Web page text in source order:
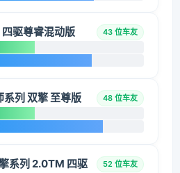
驱尊睿混动版 43 位车友
列 双擎 至尊版 48 位车友
系列 2.0TM 四驱
52 位车友